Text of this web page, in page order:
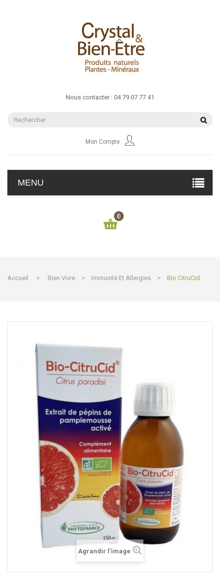
Nous contacter : 04 79 07 77 41
Mon Compte
MENU
0
Accueil > Bien Vivre > Immunité Et Allergies > Bio CitruCid
Agrandir l'image